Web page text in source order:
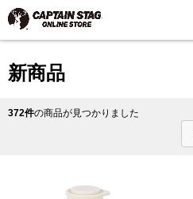
新商品
372件の商品が見つかりました